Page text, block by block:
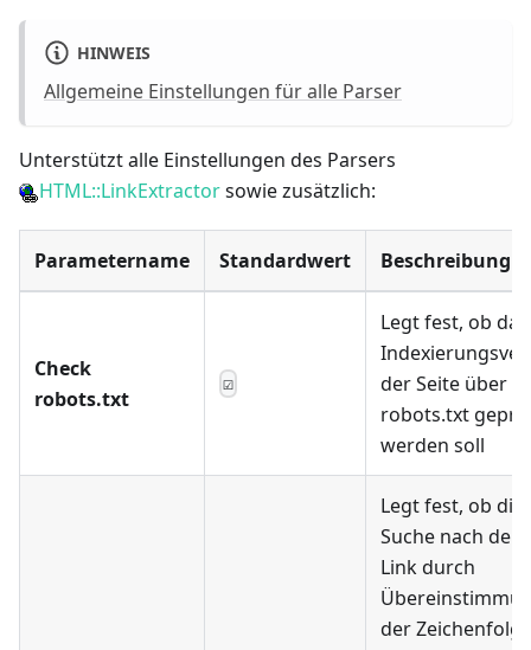
HINWEIS
Allgemeine Einstellungen für alle Parser
Unterstützt alle Einstellungen des Parsers
HTML::LinkExtractorsowie zusätzlich:
Parametername Standardwert Beschreibung
Check
robots.txt
☑
Legt fest, ob das
der Seite über
robots.txt
werden soll
Legt fest, ob die
Suche nach dem
Link durch
der Zeichenfolge